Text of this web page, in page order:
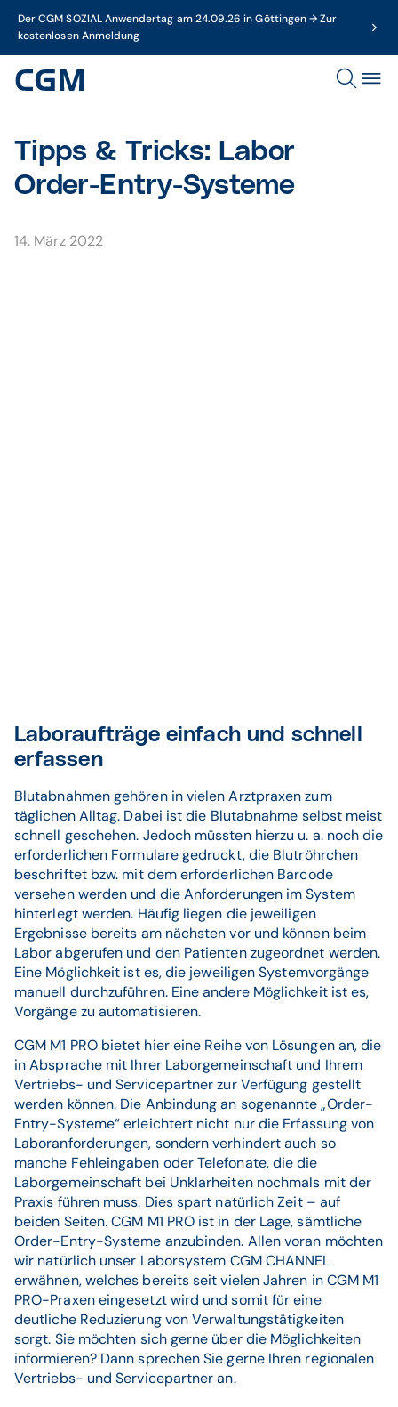
Der CGM SOZIAL Anwendertag am 24.09.26 in Göttingen → Zur
kostenlosen Anmeldung
Tipps & Tricks: Labor
Order-Entry-Systeme
14. März 2022
Laboraufträge einfach und schnell
erfassen
Blutabnahmen gehören in vielen Arztpraxen zum
täglichen Alltag. Dabei ist die Blutabnahme selbst meist
schnell geschehen. Jedoch müssten hierzu u. a. noch die
erforderlichen Formulare gedruckt, die Blutröhrchen
beschriftet bzw. mit dem erforderlichen Barcode
versehen werden und die Anforderungen im System
hinterlegt werden. Häufig liegen die jeweiligen
Ergebnisse bereits am nächsten vor und können beim
Labor abgerufen und den Patienten zugeordnet werden.
Eine Möglichkeit ist es, die jeweiligen Systemvorgänge
manuell durchzuführen. Eine andere Möglichkeit ist es,
Vorgänge zu automatisieren.
CGM M1 PRO bietet hier eine Reihe von Lösungen an, die
in Absprache mit Ihrer Laborgemeinschaft und Ihrem
Vertriebs- und Servicepartner zur Verfügung gestellt
werden können. Die Anbindung an sogenannte „Order-
Entry-Systeme“ erleichtert nicht nur die Erfassung von
Laboranforderungen, sondern verhindert auch so
manche Fehleingaben oder Telefonate, die die
Laborgemeinschaft bei Unklarheiten nochmals mit der
Praxis führen muss. Dies spart natürlich Zeit – auf
beiden Seiten. CGM M1 PRO ist in der Lage, sämtliche
Order-Entry-Systeme anzubinden. Allen voran möchten
wir natürlich unser Laborsystem CGM CHANNEL
erwähnen, welches bereits seit vielen Jahren in CGM M1
PRO-Praxen eingesetzt wird und somit für eine
deutliche Reduzierung von Verwaltungstätigkeiten
sorgt. Sie möchten sich gerne über die Möglichkeiten
informieren? Dann sprechen Sie gerne Ihren regionalen
Vertriebs- und Servicepartner an.